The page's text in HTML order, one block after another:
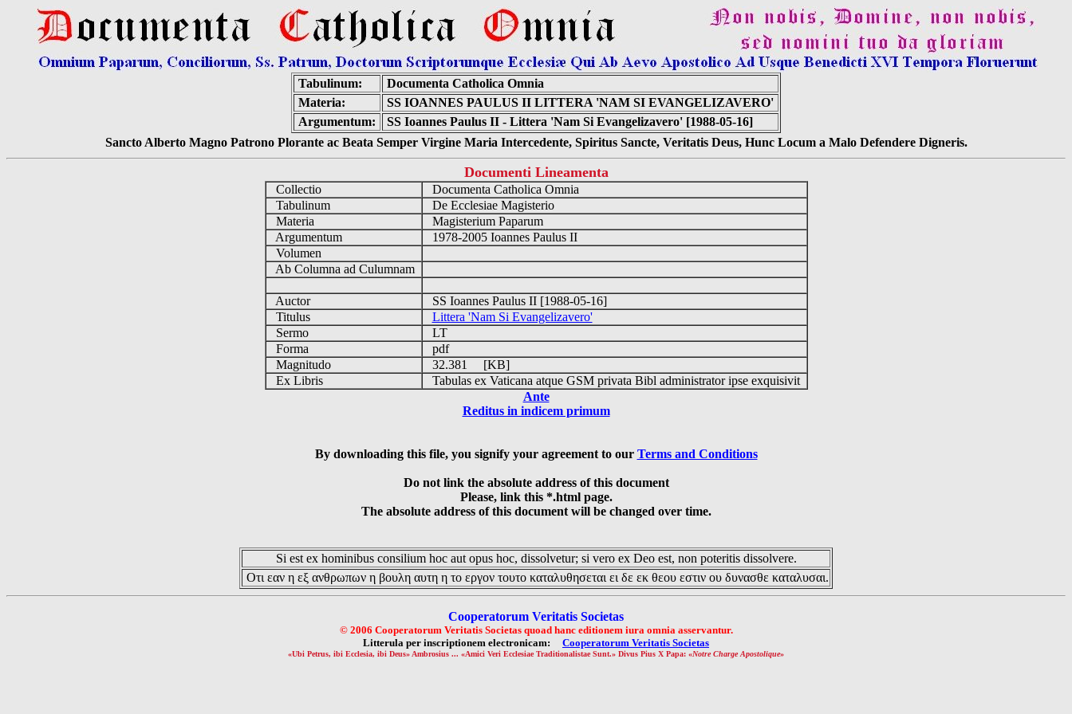
Tabulinum:
Documenta Catholica Omnia
Materia:
SS IOANNES PAULUS II LITTERA 'NAM SI EVANGELIZAVERO'
Argumentum:
SS Ioannes Paulus II - Littera 'Nam Si Evangelizavero' [1988-05-16]
Sancto Alberto Magno Patrono Plorante ac Beata Semper Virgine Maria Intercedente, Spiritus Sancte, Veritatis Deus, Hunc Locum a Malo Defendere Digneris.
Documenti Lineamenta
Collectio
Documenta Catholica Omnia
Tabulinum
De Ecclesiae Magisterio
Materia
Magisterium Paparum
Argumentum
1978-2005 Ioannes Paulus II
Volumen
Ab Columna ad Culumnam
Auctor
SS Ioannes Paulus II [1988-05-16]
Titulus
Littera 'Nam Si Evangelizavero'
Sermo
LT
Forma
pdf
Magnitudo
32.381 [KB]
Ex Libris
Tabulas ex Vaticana atque GSM privata Bibl administrator ipse exquisivit
Ante
Reditus in indicem primum
By downloading this file, you signify your agreement to our Terms and Conditions
Do not link the absolute address of this document
Please, link this *.html page.
The absolute address of this document will be changed over time.
Si est ex hominibus consilium hoc aut opus hoc, dissolvetur; si vero ex Deo est, non poteritis dissolvere.
Οτι εαν η εξ ανθρωπων η βουλη αυτη η το εργον τουτο καταλυθησεται ει δε εκ θεου εστιν ου δυνασθε καταλυσαι.
Cooperatorum Veritatis Societas
© 2006 Cooperatorum Veritatis Societas quoad hanc editionem iura omnia asservantur.
Litterula per inscriptionem electronicam: Cooperatorum Veritatis Societas
«Ubi Petrus, ibi Ecclesia, ibi Deus» Ambrosius ... «Amici Veri Ecclesiae Traditionalistae Sunt.» Divus Pius X Papa: «Notre Charge Apostolique»